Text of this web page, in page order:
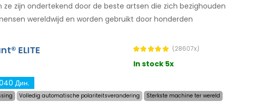
zijn ondertekend door de beste artsen die zich bezighouden
wereldwijd en worden gebruikt door honderden
ELITE (28607x)
In stock 5x
Дин.
Volledig automatische polariteitsverandering
Sterkste machine ter wereld